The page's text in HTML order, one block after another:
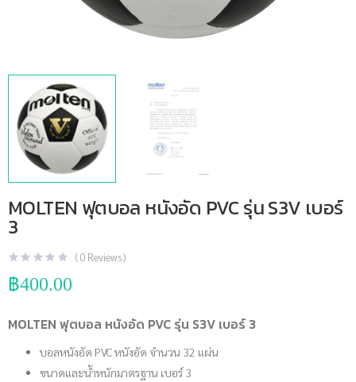
MOLTEN ฟุตบอล หนังอัด PVC รุ่น S3V เบอร์
3
(0 Reviews )
฿400.00
MOLTEN ฟุตบอล หนังอัด PVC รุ่น S3V เบอร์ 3
บอลหนังอัด PVC หนังอัด จำนวน 32 แผ่น
ขนาดและน้ำหนักมาตรฐาน เบอร์ 3